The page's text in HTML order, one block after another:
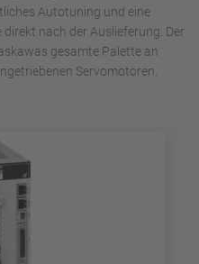
Autotuning und eine
nach der Auslieferung. Der
gesamte Palette an
Servomotoren.